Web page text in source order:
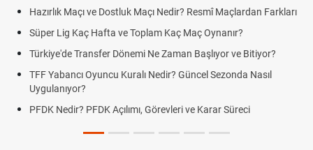
Hazırlık Maçı ve Dostluk Maçı Nedir? Resmî Maçlardan Farkları
Süper Lig Kaç Hafta ve Toplam Kaç Maç Oynanır?
Türkiye'de Transfer Dönemi Ne Zaman Başlıyor ve Bitiyor?
TFF Yabancı Oyuncu Kuralı Nedir? Güncel Sezonda Nasıl
Uygulanıyor?
PFDK Nedir? PFDK Açılımı, Görevleri ve Karar Süreci